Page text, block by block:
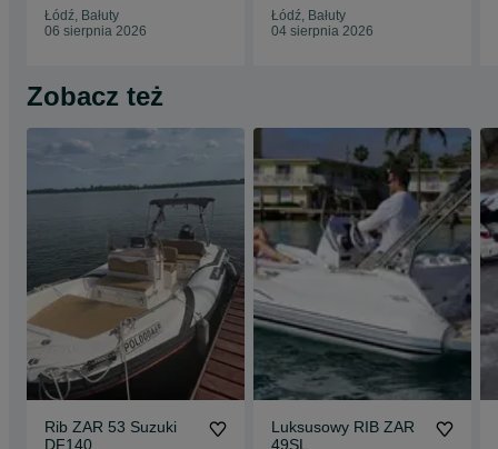
Łódź, Bałuty
06 sierpnia 2026
Łódź, Bałuty
04 sierpnia 2026
Zobacz też
Rib ZAR 53 Suzuki
DF140
Luksusowy RIB ZAR
49SL